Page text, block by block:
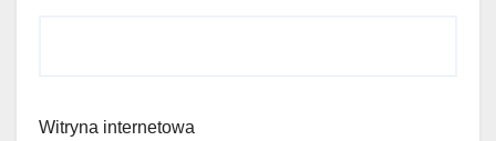
Witryna internetowa